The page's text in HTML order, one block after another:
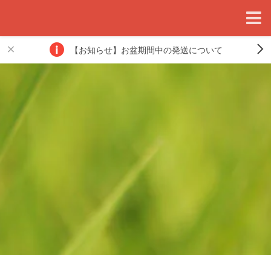
【お知らせ】お盆期間中の発送について